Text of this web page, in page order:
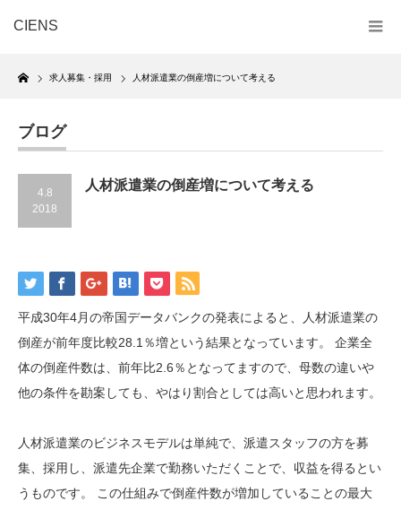
CIENS
Home
求人募集・採用 人材派遣業の倒産増について考える
ブログ
4.8
2018
人材派遣業の倒産増について考える
平成30年4月の帝国データバンクの発表によると、人材派遣業の
倒産が前年度比較28.1％増という結果となっています。 企業全
体の倒産件数は、前年比2.6％となってますので、母数の違いや
他の条件を勘案しても、やはり割合としては高いと思われます。
人材派遣業のビジネスモデルは単純で、派遣スタッフの方を募
集、採用し、派遣先企業で勤務いただくことで、収益を得るとい
うものです。 この仕組みで倒産件数が増加していることの最大